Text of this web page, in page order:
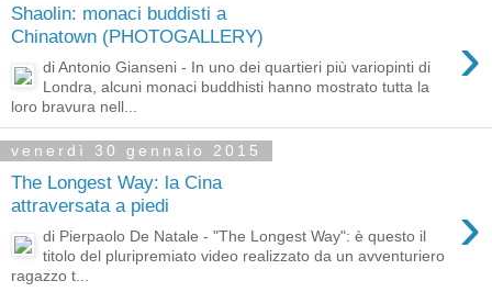
Shaolin: monaci buddisti a
Chinatown (PHOTOGALLERY)
›
di Antonio Gianseni - In uno dei quartieri più variopinti di
Londra, alcuni monaci buddhisti hanno mostrato tutta la
loro bravura nell...
venerdì 30 gennaio 2015
The Longest Way: la Cina
attraversata a piedi
›
di Pierpaolo De Natale - "The Longest Way": è questo il
titolo del pluripremiato video realizzato da un avventuriero
ragazzo t...